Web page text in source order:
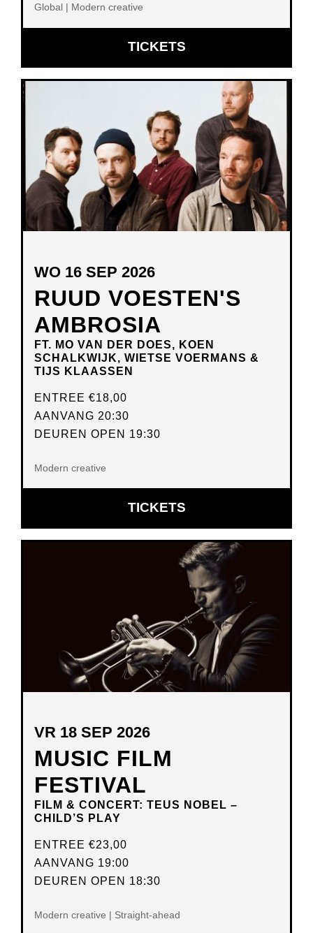
Global | Modern creative
TICKETSOPENT
IN
NIEUW
VENSTER
RUUD VOESTEN'S
AMBROSIA
FT. MO VAN DER DOES, KOEN
SCHALKWIJK, WIETSE VOERMANS &
TIJS KLAASSEN
WO 16 SEP 2026
ENTREE €18,00
AANVANG 20:30
DEUREN OPEN 19:30
Modern creative
TICKETSOPENT
IN
NIEUW
VENSTER
MUSIC FILM
FESTIVAL
FILM & CONCERT: TEUS NOBEL –
CHILD’S PLAY
VR 18 SEP 2026
ENTREE €23,00
AANVANG 19:00
DEUREN OPEN 18:30
Modern creative | Straight-ahead